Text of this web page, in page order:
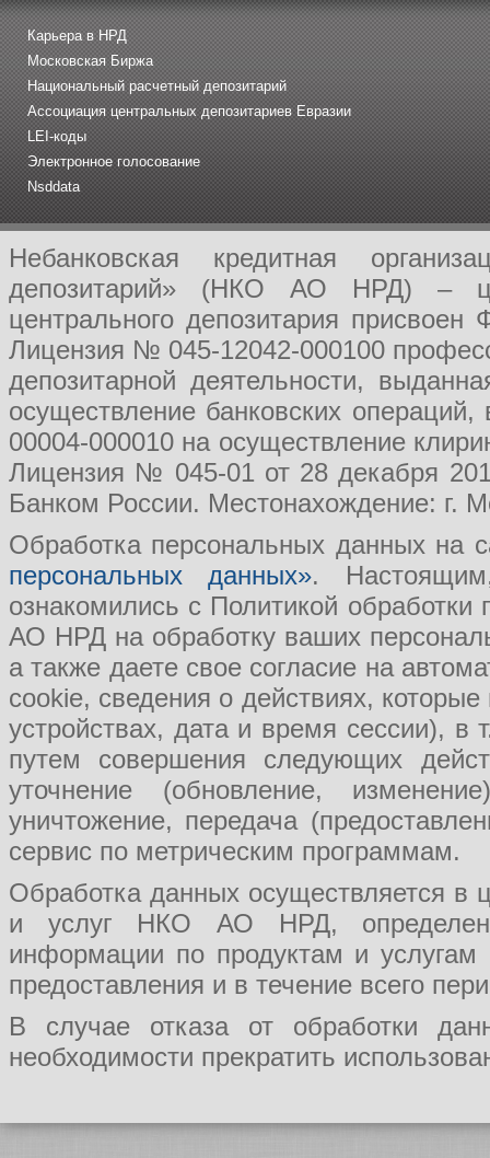
Карьера в НРД
Московская Биржа
Национальный расчетный депозитарий
Ассоциация центральных депозитариев Евразии
LEI-коды
Электронное голосование
Nsddata
Небанковская кредитная
депозитарий» (НКО АО НРД) –
центрального депозитария
Лицензия № 045-12042-000100
депозитарной деятельности,
осуществление банковских
00004-000010 на осуществление
Лицензия № 045-01 от 28 декабря
Банком России. Местонахождение: г.
Обработка персональных данных на
персональных данных».
ознакомились с Политикой
АО НРД на обработку ваших
а также даете свое согласие на
cookie, сведения о действиях,
устройствах, дата и время сессии), в
путем совершения следующих
уточнение (обновление,
уничтожение, передача
сервис по метрическим программам.
Обработка данных осуществляется в
и услуг НКО АО НРД, определения
информации по продуктам и
предоставления и в течение всего
В случае отказа от обработки
необходимости прекратить